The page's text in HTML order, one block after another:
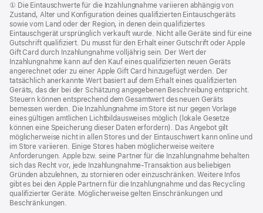
Fußnote
① Die Eintauschwerte für die Inzahlungnahme variieren abhängig von
Zustand, Alter und Konfiguration deines qualifizierten Eintauschgeräts
sowie vom Land oder der Region, in denen dein qualifiziertes
Eintauschgerät ursprünglich verkauft wurde. Nicht alle Geräte sind für eine
Gutschrift qualifiziert. Du musst für den Erhalt einer Gutschrift oder Apple
Gift Card durch Inzahlungnahme volljährig sein. Der Wert der
Inzahlungnahme kann auf den Kauf eines qualifizierten neuen Geräts
angerechnet oder zu einer Apple Gift Card hinzugefügt werden. Der
tatsächlich anerkannte Wert basiert auf dem Erhalt eines qualifizierten
Geräts, das der bei der Schätzung angegebenen Beschreibung entspricht.
Steuern können entsprechend dem Gesamtwert des neuen Geräts
bemessen werden. Die Inzahlungnahme im Store ist nur gegen Vorlage
eines gültigen amtlichen Lichtbildausweises möglich (lokale Gesetze
können eine Speicherung dieser Daten erfordern). Das Angebot gilt
möglicherweise nicht in allen Stores und der Eintauschwert kann online und
im Store variieren. Einige Stores haben möglicherweise weitere
Anforderungen. Apple bzw. seine Partner für die Inzahlungnahme behalten
sich das Recht vor, jede Inzahlungnahme-Transaktion aus beliebigen
Gründen abzulehnen, zu stornieren oder einzuschränken. Weitere Infos
gibt es bei den Apple Partnern für die Inzahlungnahme und das Recycling
qualifizierter Geräte. Möglicherweise gelten Einschränkungen und
Beschränkungen.